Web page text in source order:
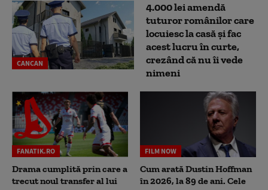
CANCAN
4.000 lei amendă
tuturor românilor care
locuiesc la casă și fac
acest lucru în curte,
crezând că nu îi vede
nimeni
FANATIK.RO
Drama cumplită prin care a
trecut noul transfer al lui
FILM NOW
Cum arată Dustin Hoffman
în 2026, la 89 de ani. Cele